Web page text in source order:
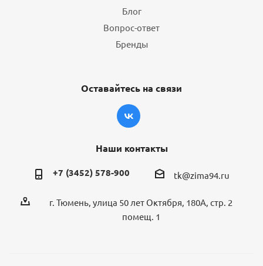
Блог
Вопрос-ответ
Бренды
Оставайтесь на связи
Наши контакты
+7 (3452) 578-900 tk@zima94.ru
г. Тюмень, улица 50 лет Октября, 180А, стр. 2
помещ. 1